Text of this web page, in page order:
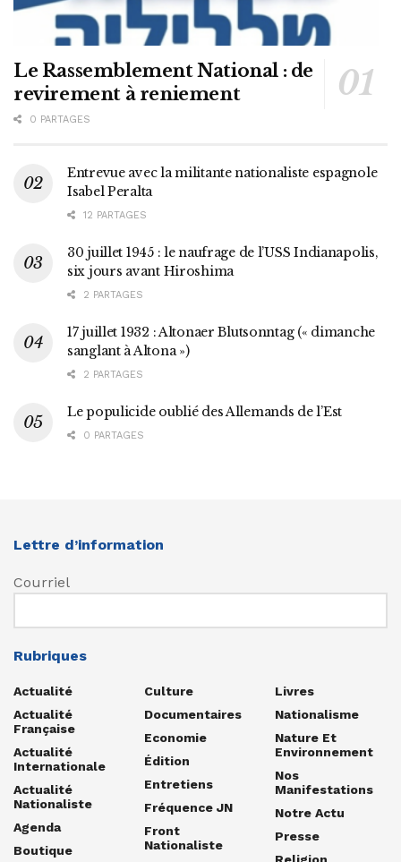
Le Rassemblement National : de
revirement à reniement
0 PARTAGES
Entrevue avec la militante nationaliste espagnole
Isabel Peralta
12 PARTAGES
30 juillet 1945 : le naufrage de l’USS Indianapolis,
six jours avant Hiroshima
2 PARTAGES
17 juillet 1932 : Altonaer Blutsonntag (« dimanche
sanglant à Altona »)
2 PARTAGES
Le populicide oublié des Allemands de l’Est
0 PARTAGES
Lettre d’information
Courriel
Rubriques
Actualité
Actualité
Française
Actualité
Internationale
Actualité
Nationaliste
Agenda
Boutique
Culture
Documentaires
Economie
Édition
Entretiens
Fréquence JN
Front
Nationaliste
Livres
Nationalisme
Nature Et
Environnement
Nos
Manifestations
Notre Actu
Presse